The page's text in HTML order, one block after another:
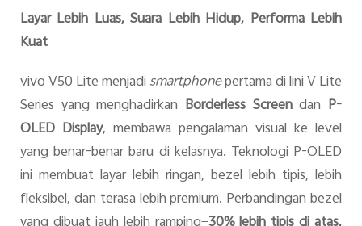
Layar Lebih Luas, Suara Lebih Hidup, Performa Lebih
Kuat
vivo V50 Lite menjadi smartphonepertama di lini V Lite
Series yang menghadirkan Borderless Screendan P-
OLED Display, membawa pengalaman visual ke level
yang benar-benar baru di kelasnya. Teknologi P-OLED
ini membuat layar lebih ringan, bezel lebih tipis, lebih
fleksibel, dan terasa lebih premium. Perbandingan bezel